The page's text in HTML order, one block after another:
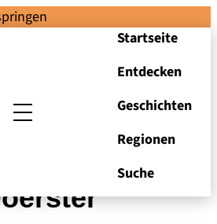
Startseite
Entdecken
Geschichten
Regionen
Suche